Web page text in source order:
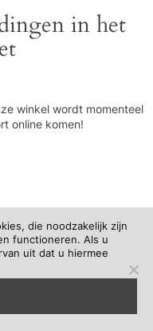
in het
winkel wordt momenteel
online komen!
die noodzakelijk zijn
functioneren. Als u
uit dat u hiermee